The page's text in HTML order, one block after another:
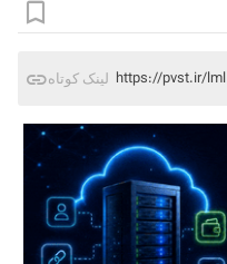
لینک کوتاه https://pvst.ir/lml